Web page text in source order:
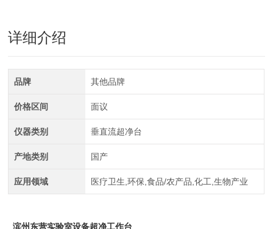
详细介绍
品牌 其他品牌
价格区间 面议
仪器类别 垂直流超净台
产地类别 国产
应用领域 医疗卫生,环保,食品/农产品,化工,生物产业
滨州东营实验室设备超净工作台